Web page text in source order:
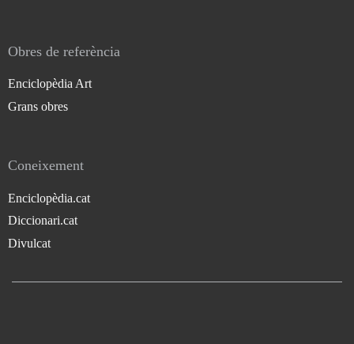
Obres de referència
Enciclopèdia Art
Grans obres
Coneixement
Enciclopèdia.cat
Diccionari.cat
Divulcat